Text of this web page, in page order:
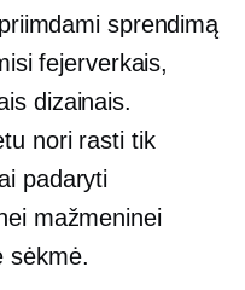
sprendimą
fejerverkais,
dizainais.
nori rasti tik
padaryti
mažmeninei
sėkmė.